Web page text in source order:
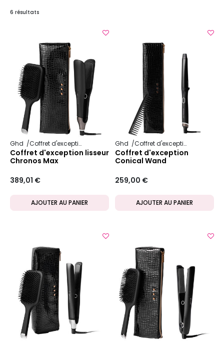
6 résultats
Ghd Coffret d'exception
Coffret d'exception lisseur
Chronos Max
389,01 €
AJOUTER AU PANIER
Ghd Coffret d'exception
Coffret d'exception
Conical Wand
259,00 €
AJOUTER AU PANIER